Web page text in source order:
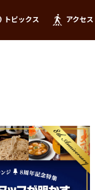
トピックス アクセス